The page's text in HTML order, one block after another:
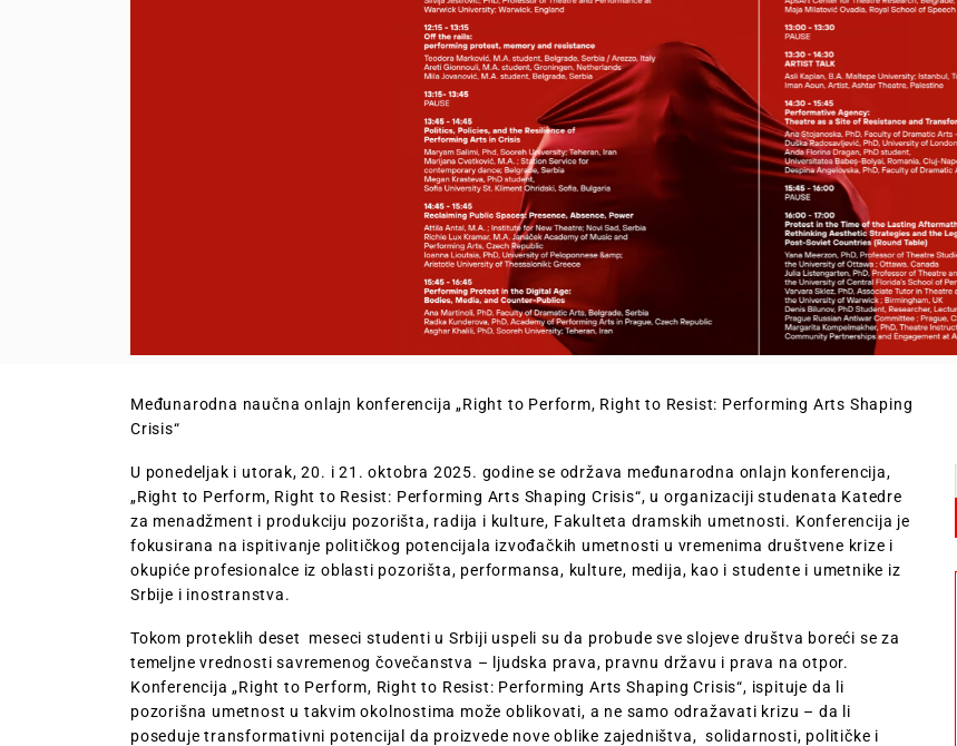
Međunarodna naučna onlajn konferencija „Right to Perform, Right to Resist: Performing Arts Shaping
Crisis“
U ponedeljak i utorak, 20. i 21. oktobra 2025. godine se održava međunarodna onlajn konferencija,
„Right to Perform, Right to Resist: Performing Arts Shaping Crisis“, u organizaciji studenata Katedre
za menadžment i produkciju pozorišta, radija i kulture, Fakulteta dramskih umetnosti. Konferencija je
fokusirana na ispitivanje političkog potencijala izvođačkih umetnosti u vremenima društvene krize i
okupiće profesionalce iz oblasti pozorišta, performansa, kulture, medija, kao i studente i umetnike iz
Srbije i inostranstva.
Tokom proteklih deset meseci studenti u Srbiji uspeli su da probude sve slojeve društva boreći se za
temeljne vrednosti savremenog čovečanstva – ljudska prava, pravnu državu i prava na otpor.
Konferencija „Right to Perform, Right to Resist: Performing Arts Shaping Crisis“, ispituje da li
pozorišna umetnost u takvim okolnostima može oblikovati, a ne samo odražavati krizu – da li
poseduje transformativni potencijal da proizvede nove oblike zajedništva, solidarnosti, političke i